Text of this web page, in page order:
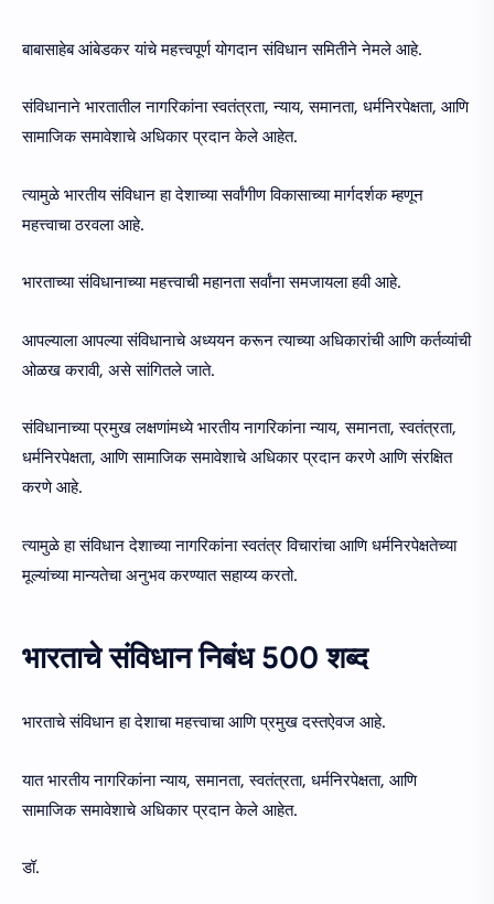
बाबासाहेब आंबेडकर यांचे महत्त्वपूर्ण योगदान संविधान समितीने नेमले आहे.
संविधानाने भारतातील नागरिकांना स्वतंत्रता, न्याय, समानता, धर्मनिरपेक्षता, आणि
सामाजिक समावेशाचे अधिकार प्रदान केले आहेत.
त्यामुळे भारतीय संविधान हा देशाच्या सर्वांगीण विकासाच्या मार्गदर्शक म्हणून
महत्त्वाचा ठरवला आहे.
भारताच्या संविधानाच्या महत्त्वाची महानता सर्वांना समजायला हवी आहे.
आपल्याला आपल्या संविधानाचे अध्ययन करून त्याच्या अधिकारांची आणि कर्तव्यांची
ओळख करावी, असे सांगितले जाते.
संविधानाच्या प्रमुख लक्षणांमध्ये भारतीय नागरिकांना न्याय, समानता, स्वतंत्रता,
धर्मनिरपेक्षता, आणि सामाजिक समावेशाचे अधिकार प्रदान करणे आणि संरक्षित
करणे आहे.
त्यामुळे हा संविधान देशाच्या नागरिकांना स्वतंत्र विचारांचा आणि धर्मनिरपेक्षतेच्या
मूल्यांच्या मान्यतेचा अनुभव करण्यात सहाय्य करतो.
भारताचे संविधान निबंध 500 शब्द
भारताचे संविधान हा देशाचा महत्त्वाचा आणि प्रमुख दस्तऐवज आहे.
यात भारतीय नागरिकांना न्याय, समानता, स्वतंत्रता, धर्मनिरपेक्षता, आणि
सामाजिक समावेशाचे अधिकार प्रदान केले आहेत.
डॉ.